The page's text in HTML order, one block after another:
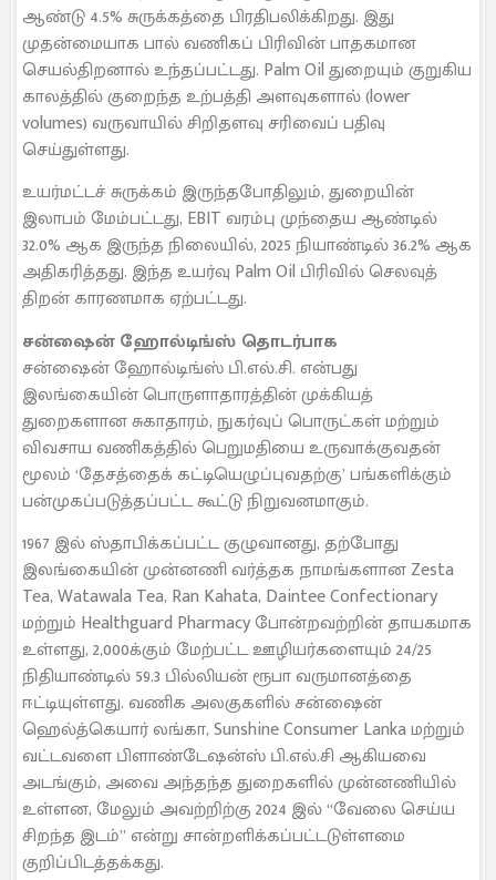
ஆண்டு 4.5% சுருக்கத்தை பிரதிபலிக்கிறது. இது
முதன்மையாக பால் வணிகப் பிரிவின் பாதகமான
செயல்திறனால் உந்தப்பட்டது. Palm Oil துறையும் குறுகிய
காலத்தில் குறைந்த உற்பத்தி அளவுகளால் (lower
volumes) வருவாயில் சிறிதளவு சரிவைப் பதிவு
செய்துள்ளது.
உயர்மட்டச் சுருக்கம் இருந்தபோதிலும், துறையின்
இலாபம் மேம்பட்டது, EBIT வரம்பு முந்தைய ஆண்டில்
32.0% ஆக இருந்த நிலையில், 2025 நியாண்டில் 36.2% ஆக
அதிகரித்தது. இந்த உயர்வு Palm Oil பிரிவில் செலவுத்
திறன் காரணமாக ஏற்பட்டது.
சன்ஷைன் ஹோல்டிங்ஸ் தொடர்பாக
சன்ஷைன் ஹோல்டிங்ஸ் பி.எல்.சி. என்பது
இலங்கையின் பொருளாதாரத்தின் முக்கியத்
துறைகளான சுகாதாரம், நுகர்வுப் பொருட்கள் மற்றும்
விவசாய வணிகத்தில் பெறுமதியை உருவாக்குவதன்
மூலம் ‘தேசத்தைக் கட்டியெழுப்புவதற்கு’ பங்களிக்கும்
பன்முகப்படுத்தப்பட்ட கூட்டு நிறுவனமாகும்.
1967 இல் ஸ்தாபிக்கப்பட்ட குழுவானது, தற்போது
இலங்கையின் முன்னணி வர்த்தக நாமங்களான Zesta
Tea, Watawala Tea, Ran Kahata, Daintee Confectionary
மற்றும் Healthguard Pharmacy போன்றவற்றின் தாயகமாக
உள்ளது, 2,000க்கும் மேற்பட்ட ஊழியர்களையும் 24/25
நிதியாண்டில் 59.3 பில்லியன் ரூபா வருமானத்தை
ஈட்டியுள்ளது. வணிக அலகுகளில் சன்ஷைன்
ஹெல்த்கெயார் லங்கா, Sunshine Consumer Lanka மற்றும்
வட்டவளை பிளாண்டேஷன்ஸ் பி.எல்.சி ஆகியவை
அடங்கும், அவை அந்தந்த துறைகளில் முன்னணியில்
உள்ளன, மேலும் அவற்றிற்கு 2024 இல் “வேலை செய்ய
சிறந்த இடம்” என்று சான்றளிக்கப்பட்டடுள்ளமை
குறிப்பிடத்தக்கது.